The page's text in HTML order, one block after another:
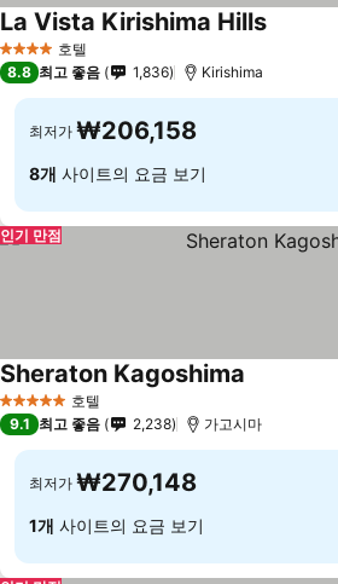
4 성급 호텔
La Vista Kirishima Hills요금 보기
8.8 최고 좋음 1,836 Kirishima
최저가 ₩206,158
8개 사이트의 요금 보기
인기 만점
5 성급 호텔
Sheraton Kagoshima
9.1 최고 좋음 2,238 가고시마
최저가 ₩270,148
1개 사이트의 요금 보기